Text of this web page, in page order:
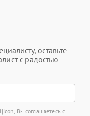
оставьте
с радостью
Вы соглашаетесь с